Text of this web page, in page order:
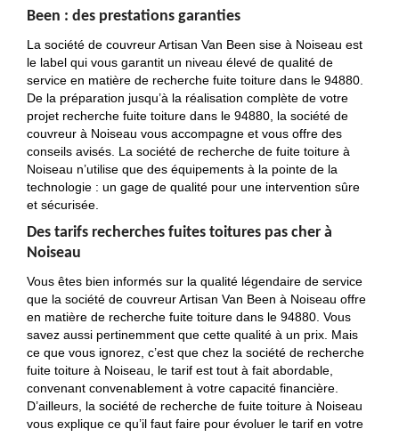
Been : des prestations garanties
La société de couvreur Artisan Van Been sise à Noiseau est
le label qui vous garantit un niveau élevé de qualité de
service en matière de recherche fuite toiture dans le 94880.
De la préparation jusqu’à la réalisation complète de votre
projet recherche fuite toiture dans le 94880, la société de
couvreur à Noiseau vous accompagne et vous offre des
conseils avisés. La société de recherche de fuite toiture à
Noiseau n’utilise que des équipements à la pointe de la
technologie : un gage de qualité pour une intervention sûre
et sécurisée.
Des tarifs recherches fuites toitures pas cher à
Noiseau
Vous êtes bien informés sur la qualité légendaire de service
que la société de couvreur Artisan Van Been à Noiseau offre
en matière de recherche fuite toiture dans le 94880. Vous
savez aussi pertinemment que cette qualité à un prix. Mais
ce que vous ignorez, c’est que chez la société de recherche
fuite toiture à Noiseau, le tarif est tout à fait abordable,
convenant convenablement à votre capacité financière.
D’ailleurs, la société de recherche de fuite toiture à Noiseau
vous explique ce qu’il faut faire pour évoluer le tarif en votre